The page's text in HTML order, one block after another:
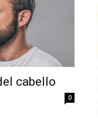
cabello
0